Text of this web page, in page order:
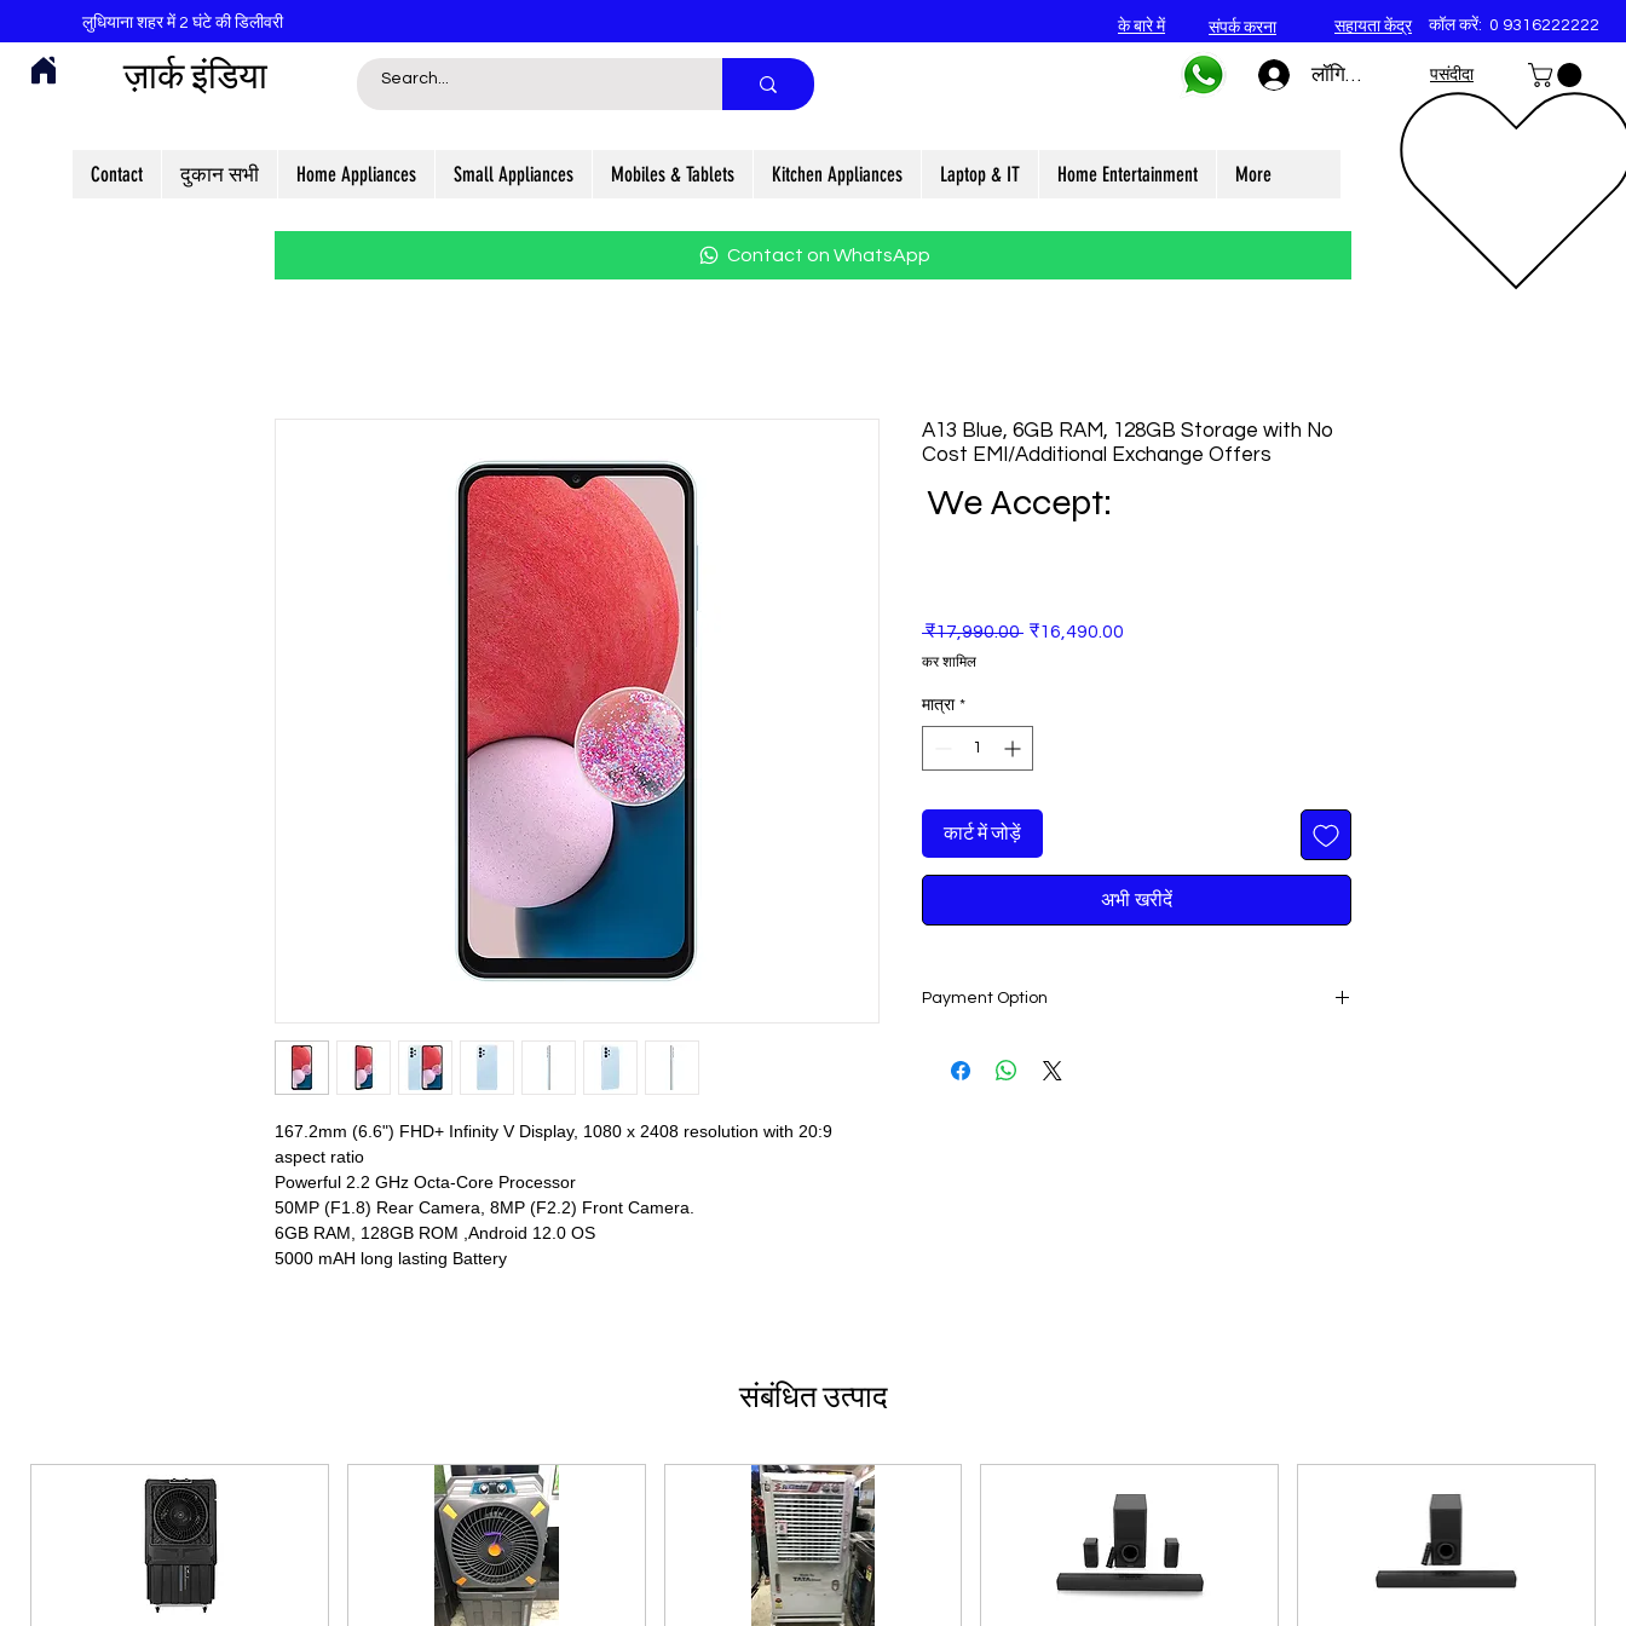
लुधियाना शहर में 2 घंटे की डिलीवरी के बारे में संपर्क करना सहायता केंद्र कॉल करें: 0 9316222222
ज़ार्क इंडिया लॉगिन करें पसंदीदा
Contact दुकान सभी Home Appliances Small Appliances Mobiles & Tablets Kitchen Appliances Laptop & IT Home Entertainment More
Contact on WhatsApp
167.2mm (6.6") FHD+ Infinity V Display, 1080 x 2408 resolution with 20:9
aspect ratio
Powerful 2.2 GHz Octa-Core Processor
50MP (F1.8) Rear Camera, 8MP (F2.2) Front Camera.
6GB RAM, 128GB ROM ,Android 12.0 OS
5000 mAH long lasting Battery
A13 Blue, 6GB RAM, 128GB Storage with No
Cost EMI/Additional Exchange Offers
We Accept:
₹17,990.00 नियमित
₹16,490.00
कर शामिल
मात्रा *
कार्ट में जोड़ें
अभी खरीदें
Payment Option
Pay Rs.1 & Get Home any Mobiles, Laptop, Electronics,
MasterCard & Visa Credit / Debit Cards
Corporate / Commercial Credit Cards
Terms and Conditions Apply
संबंधित उत्पाद